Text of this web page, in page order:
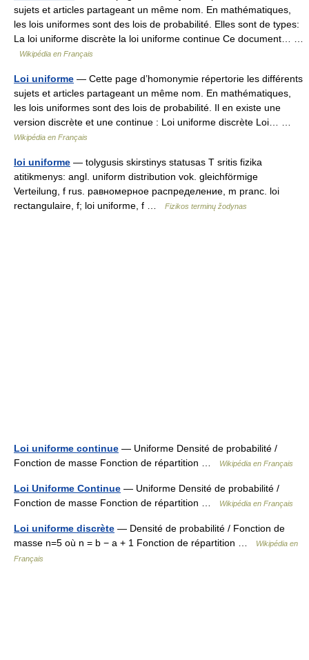
sujets et articles partageant un même nom. En mathématiques,
les lois uniformes sont des lois de probabilité. Elles sont de types:
La loi uniforme discrète la loi uniforme continue Ce document… …
Wikipédia en Français
Loi uniforme — Cette page d’homonymie répertorie les différents
sujets et articles partageant un même nom. En mathématiques,
les lois uniformes sont des lois de probabilité. Il en existe une
version discrète et une continue : Loi uniforme discrète Loi… …
Wikipédia en Français
loi uniforme — tolygusis skirstinys statusas T sritis fizika
atitikmenys: angl. uniform distribution vok. gleichförmige
Verteilung, f rus. равномерное распределение, m pranc. loi
rectangulaire, f; loi uniforme, f …
Fizikos terminų žodynas
Loi uniforme continue — Uniforme Densité de probabilité /
Fonction de masse Fonction de répartition …
Wikipédia en Français
Loi Uniforme Continue — Uniforme Densité de probabilité /
Fonction de masse Fonction de répartition …
Wikipédia en Français
Loi uniforme discrète — Densité de probabilité / Fonction de
masse n=5 où n = b − a + 1 Fonction de répartition …
Wikipédia en
Français